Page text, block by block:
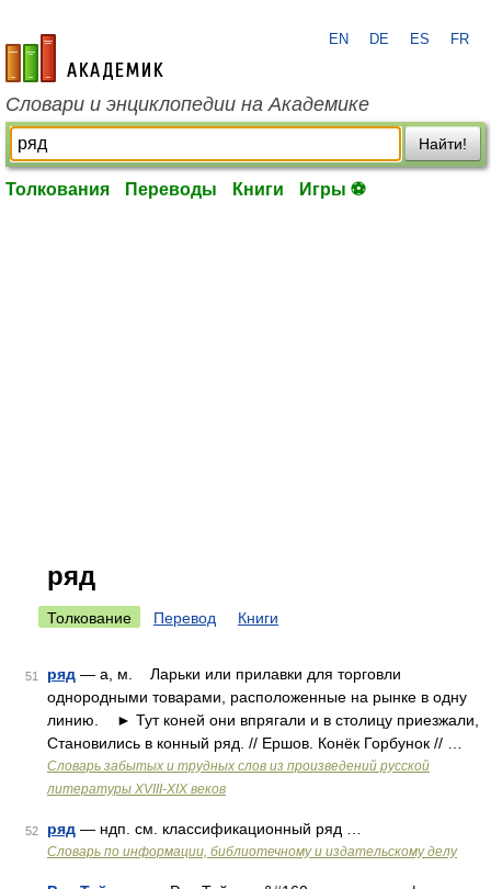
academic.ru
EN DE ES FR
Словари и энциклопедии на Академике
Найти!
Толкования Переводы Книги Игры ⚽
ряд
Толкование Перевод Книги
51 ряд — а, м. Ларьки или прилавки для торговли
однородными товарами, расположенные на рынке в одну
линию. ► Тут коней они впрягали и в столицу приезжали,
Становились в конный ряд. // Ершов. Конёк Горбунок // …
Словарь забытых и трудных слов из произведений русской
литературы ХVIII-ХIХ веков
52 ряд — ндп. см. классификационный ряд …
Словарь по информации, библиотечному и издательскому делу